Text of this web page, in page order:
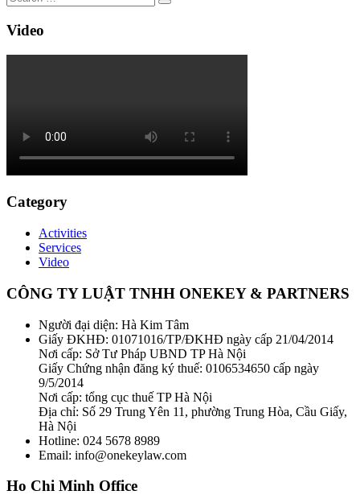
Video
Category
Activities
Services
Video
CÔNG TY LUẬT TNHH ONEKEY & PARTNERS
Người đại diện: Hà Kim Tâm
Giấy ĐKHĐ: 01071016/TP/ĐKHĐ ngày cấp 21/04/2014
Nơi cấp: Sở Tư Pháp UBND TP Hà Nội
Giấy Chứng nhận đăng ký thuế: 0106534650 cấp ngày
9/5/2014
Nơi cấp: tổng cục thuế TP Hà Nội
Địa chỉ: Số 29 Trung Yên 11, phường Trung Hòa, Cầu Giấy,
Hà Nội
Hotline: 024 5678 8989
Email: info@onekeylaw.com
Ho Chi Minh Office